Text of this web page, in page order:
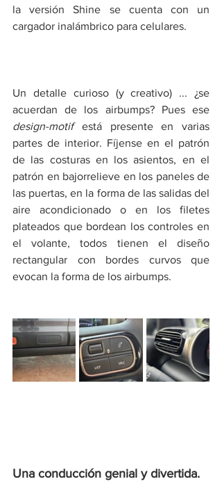
la versión Shine se cuenta con un
cargador inalámbrico para celulares.
Un detalle curioso (y creativo) ... ¿se
design-motif está presente en varias
partes de interior. Fíjense en el patrón
de las costuras en los asientos, en el
patrón en bajorrelieve en los paneles de
las puertas, en la forma de las salidas del
aire acondicionado o en los filetes
plateados que bordean los controles en
el volante, todos tienen el diseño
rectangular con bordes curvos que
evocan la forma de los airbumps.
Una conducción genial y divertida.